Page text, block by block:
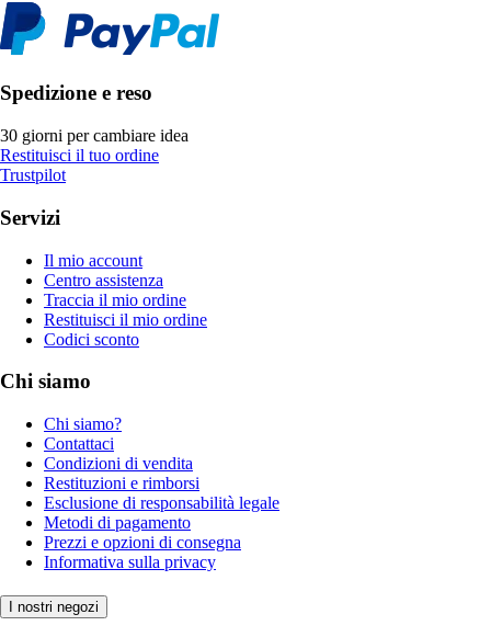
Spedizione e reso
30 giorni per cambiare idea
Restituisci il tuo ordine
Trustpilot
Servizi
Il mio account
Centro assistenza
Traccia il mio ordine
Restituisci il mio ordine
Codici sconto
Chi siamo
Chi siamo?
Contattaci
Condizioni di vendita
Restituzioni e rimborsi
Esclusione di responsabilità legale
Metodi di pagamento
Prezzi e opzioni di consegna
Informativa sulla privacy
I nostri negozi